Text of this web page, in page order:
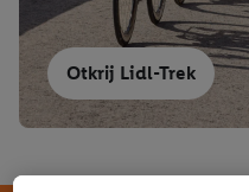
Otkrij Lidl-Trek